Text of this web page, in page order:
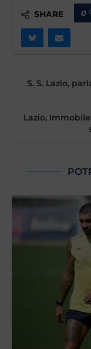
SHARE 0
S. S. Lazio,
Lazio,